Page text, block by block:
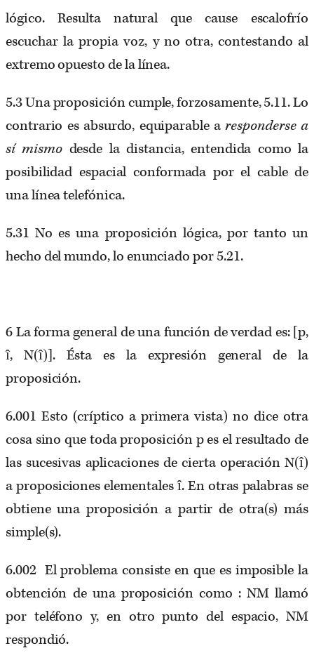
lógico. Resulta natural que cause escalofrío
escuchar la propia voz, y no otra, contestando al
extremo opuesto de la línea.
5.3 Una proposición cumple, forzosamente, 5.11. Lo
contrario es absurdo, equiparable aresponderse a
sí mismo desde la distancia, entendida como la
posibilidad espacial conformada por el cable de
una línea telefónica.
5.31 No es una proposición lógica, por tanto un
hecho del mundo, lo enunciado por 5.21.
6 La forma general de una función de verdad es: [p,
î, N(î)]. Ésta es la expresión general de la
proposición.
6.001 Esto (críptico a primera vista) no dice otra
cosa sino que toda proposición p es el resultado de
las sucesivas aplicaciones de cierta operación N(î)
a proposiciones elementales î. En otras palabras se
obtiene una proposición a partir de otra(s) más
simple(s).
6.002 El problema consiste en que es imposible la
obtención de una proposición como : NM llamó
por teléfono y, en otro punto del espacio, NM
respondió.